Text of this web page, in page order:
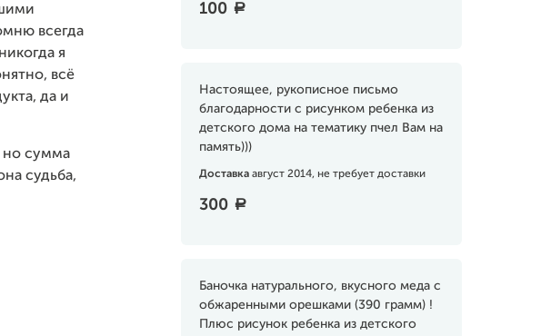
100 a
Настоящее, рукописное письмо
благодарности с рисунком ребенка из
детского дома на тематику пчел Вам на
память)))
Доставка август 2014, не требует доставки
300 a
Баночка натурального, вкусного меда с
обжаренными орешками (390 грамм) !
Плюс рисунок ребенка из детского
всегда
я
всё
да и
но сумма
судьба,